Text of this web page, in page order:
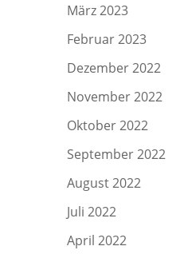
März 2023
Februar 2023
Dezember 2022
November 2022
Oktober 2022
September 2022
August 2022
Juli 2022
April 2022